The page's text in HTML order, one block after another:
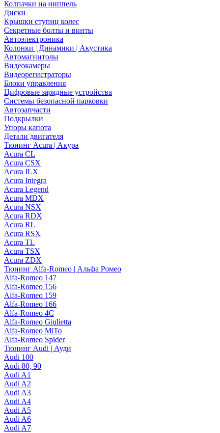
Колпачки на ниппель
Диски
Крышки ступиц колес
Секретные болты и винты
Автоэлектроника
Колонки | Динамики | Акустика
Автомагнитолы
Видеокамеры
Видеорегистраторы
Блоки управления
Цифровые зарядные устройства
Системы безопасной парковки
Автозапчасти
Подкрылки
Упоры капота
Детали двигателя
Тюнинг Acura | Акура
Acura CL
Acura CSX
Acura ILX
Acura Integra
Acura Legend
Acura MDX
Acura NSX
Acura RDX
Acura RL
Acura RSX
Acura TL
Acura TSX
Acura ZDX
Тюнинг Alfa-Romeo | Альфа Ромео
Alfa-Romeo 147
Alfa-Romeo 156
Alfa-Romeo 159
Alfa-Romeo 166
Alfa-Romeo 4C
Alfa-Romeo Giulietta
Alfa-Romeo MiTo
Alfa-Romeo Spider
Тюнинг Audi | Ауди
Audi 100
Audi 80, 90
Audi A1
Audi A2
Audi A3
Audi A4
Audi A5
Audi A6
Audi A7